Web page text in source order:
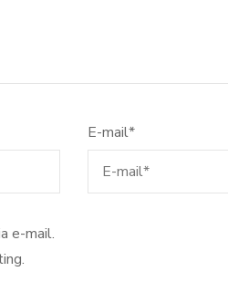
E-mail*
e-mail.